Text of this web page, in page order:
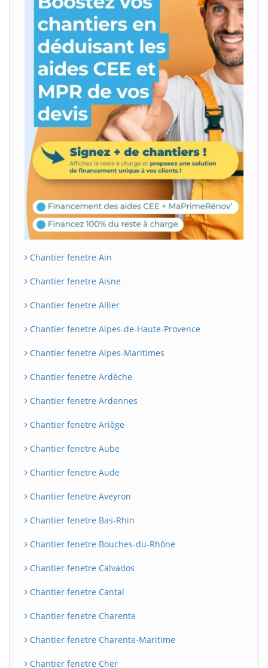
Chantier fenetre Ain
Chantier fenetre Aisne
Chantier fenetre Allier
Chantier fenetre Alpes-de-Haute-Provence
Chantier fenetre Alpes-Maritimes
Chantier fenetre Ardèche
Chantier fenetre Ardennes
Chantier fenetre Ariège
Chantier fenetre Aube
Chantier fenetre Aude
Chantier fenetre Aveyron
Chantier fenetre Bas-Rhin
Chantier fenetre Bouches-du-Rhône
Chantier fenetre Calvados
Chantier fenetre Cantal
Chantier fenetre Charente
Chantier fenetre Charente-Maritime
Chantier fenetre Cher
B BatiWebPro
B